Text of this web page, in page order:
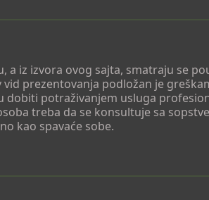
a iz izvora ovog sajta, smatraju se
prezentovanja podložan je
dobiti potraživanjem usluga
treba da se konsultuje sa
kao spavaće sobe.